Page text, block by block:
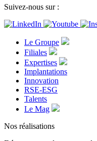
Suivez-nous sur :
Le Groupe
Filiales
Expertises
Implantations
Innovation
RSE-ESG
Talents
Le Mag
Nos réalisations